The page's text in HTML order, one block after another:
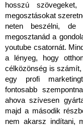
hosszú
megosztásokat
neten beszélni,
megosztanád a
youtube csatornát.
a lényeg, hogy
célközönség is
egy profi
fontosabb
ahova szívesen
majd a második
nem akarsz indítani,